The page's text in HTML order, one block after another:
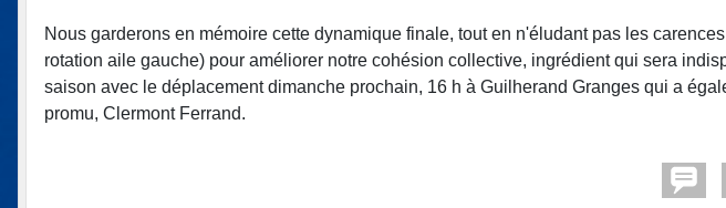
Nous garderons en mémoire cette dynamique finale, tout en n'éludant pas les
rotation aile gauche) pour améliorer notre cohésion collective, ingrédient qui sera
saison avec le déplacement dimanche prochain, 16 h à Guilherand Granges qui a
promu, Clermont Ferrand.